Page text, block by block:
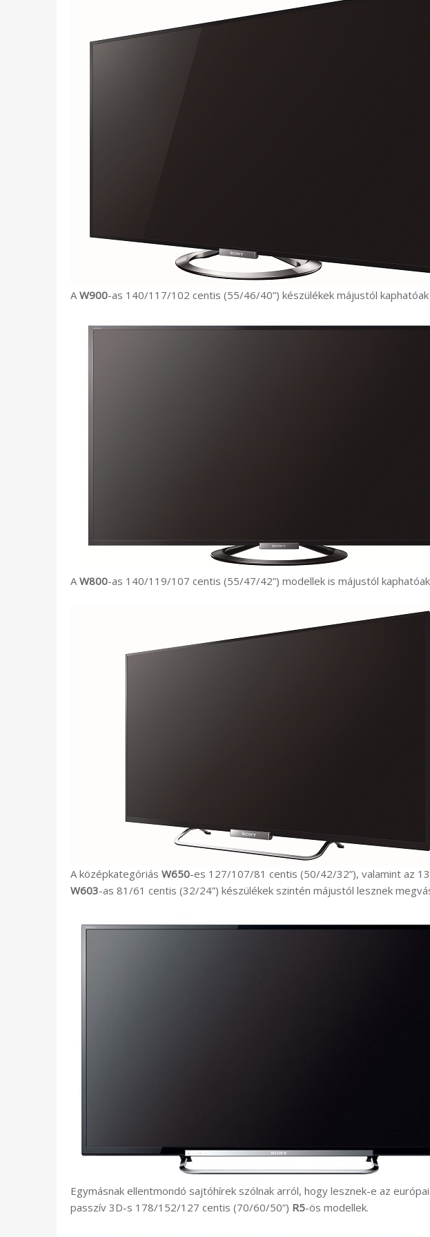
A W900-as 140/117/102 centis (55/46/40”) készülékek májustól kaphatóak
A W800-as 140/119/107 centis (55/47/42”) modellek is májustól
A középkategóriás W650-es 127/107/81 centis (50/42/32”), valamint az
W603-as 81/61 centis (32/24”) készülékek szintén májustól lesznek
Egymásnak ellentmondó sajtóhírek szólnak arról, hogy lesznek-e az
passzív 3D-s 178/152/127 centis (70/60/50”) R5-ös modellek.